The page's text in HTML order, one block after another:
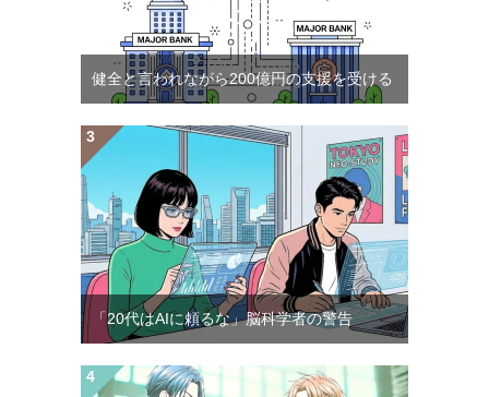
健全と言われながら200億円の支援を受ける
「20代はAIに頼るな」脳科学者の警告